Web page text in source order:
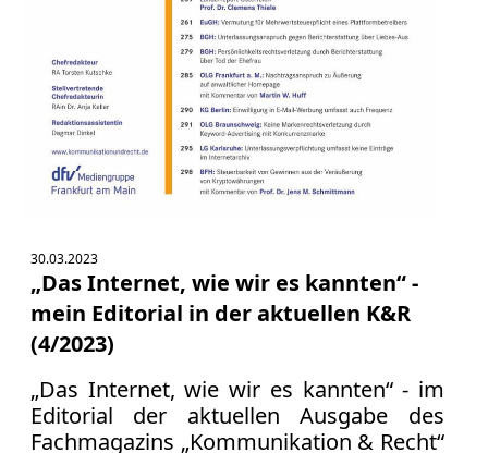
30.03.2023
„Das Internet, wie wir es kannten“ -
mein Editorial in der aktuellen K&R
(4/2023)
„Das Internet, wie wir es kannten“ - im
Editorial der aktuellen Ausgabe des
Fachmagazins „Kommunikation & Recht“